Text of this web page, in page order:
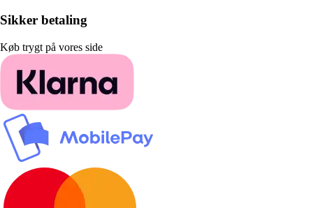
Sikker betaling
Køb trygt på vores side